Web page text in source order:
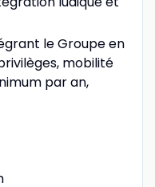
le Groupe en
mobilité
par an,